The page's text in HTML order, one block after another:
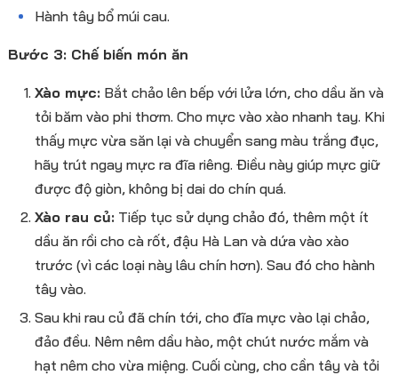
Hành tây bổ múi cau.
Bước 3: Chế biến món ăn
Xào mực:Bắt chảo lên bếp với lửa lớn, cho dầu ăn và
tỏi băm vào phi thơm. Cho mực vào xào nhanh tay. Khi
thấy mực vừa săn lại và chuyển sang màu trắng đục,
hãy trút ngay mực ra đĩa riêng. Điều này giúp mực giữ
được độ giòn, không bị dai do chín quá.
Xào rau củ:Tiếp tục sử dụng chảo đó, thêm một ít
dầu ăn rồi cho cà rốt, đậu Hà Lan và dứa vào xào
trước (vì các loại này lâu chín hơn). Sau đó cho hành
tây vào.
Sau khi rau củ đã chín tới, cho đĩa mực vào lại chảo,
đảo đều. Nêm nêm dầu hào, một chút nước mắm và
hạt nêm cho vừa miệng. Cuối cùng, cho cần tây và tỏi